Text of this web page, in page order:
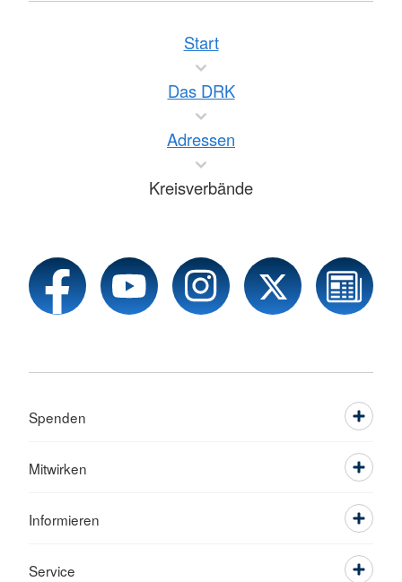
Start
Das DRK
Adressen
Kreisverbände
Spenden
Mitwirken
Informieren
Service